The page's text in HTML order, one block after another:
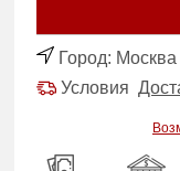
Город:
Условия